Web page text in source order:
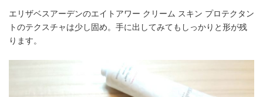
エリザベスアーデンのエイトアワー クリーム スキン プロテクタン
トのテクスチャは少し固め。手に出してみてもしっかりと形が残
ります。